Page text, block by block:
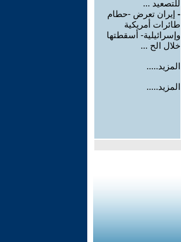
للتصعيد ...
- إيران تعرض -حطام
طائرات أمريكية
وإسرائيلية- أسقطتها
خلال الح ...
المزيد.....
المزيد.....